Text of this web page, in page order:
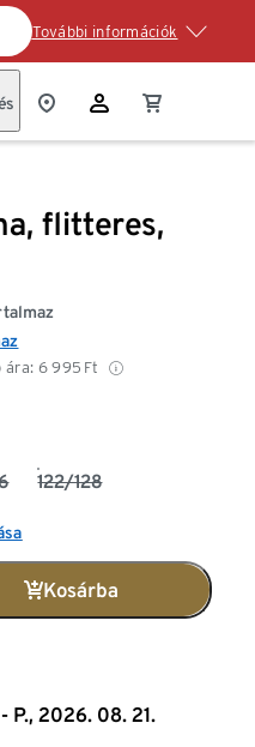
További információk
flitteres,
ára: 6 995 Ft
122/128
Kosárba
P., 2026. 08. 21.